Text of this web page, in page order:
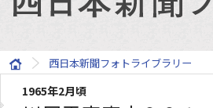
西日本新聞フォトライブラリー
1965年2月頃